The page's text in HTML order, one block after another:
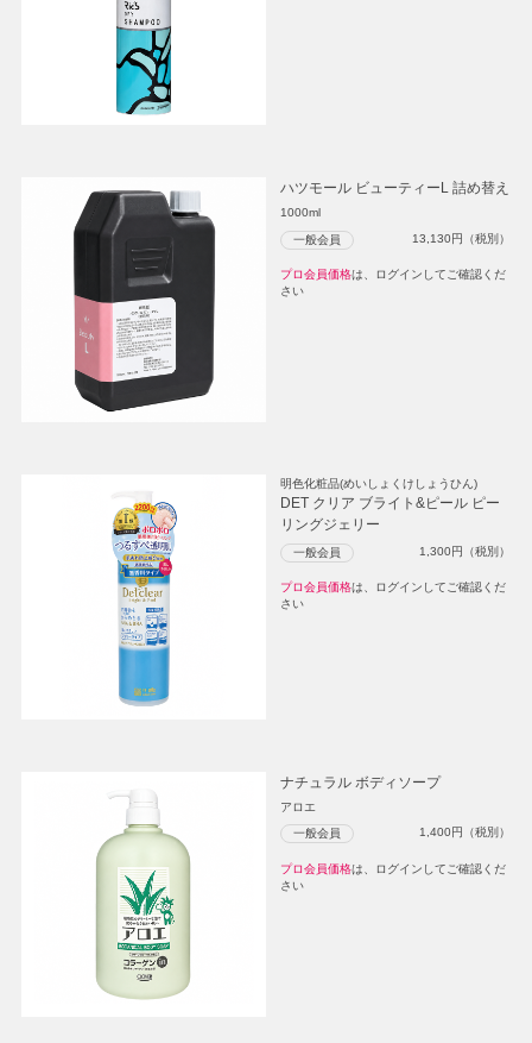
ハツモール ビューティーL 詰め替え
1000ml
一般会員 13,130円（税別）
プロ会員価格は、ログインしてご確認くだ
さい
明色化粧品(めいしょくけしょうひん)
DET クリア ブライト&ピール ピー
リングジェリー
一般会員 1,300円（税別）
プロ会員価格は、ログインしてご確認くだ
さい
ナチュラル ボディソープ
アロエ
一般会員 1,400円（税別）
プロ会員価格は、ログインしてご確認くだ
さい